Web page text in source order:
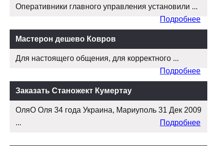
Оперативники главного управления установили ...
Подробнее
Мастерон дешево Ковров
Для настоящего общения, для корректного ...
Подробнее
Заказать Станожект Кумертау
ОляО Оля 34 года Украина, Мариуполь 31 Дек 2009
...
Подробнее